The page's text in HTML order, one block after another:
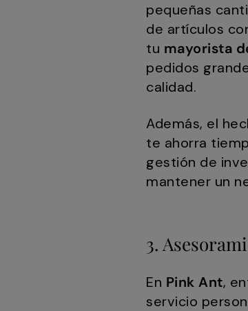
pequeñas
de artículos
tu mayorista
pedidos
calidad.
Además, el
te ahorra
gestión de
mantener un
3.
En Pink Ant,
servicio